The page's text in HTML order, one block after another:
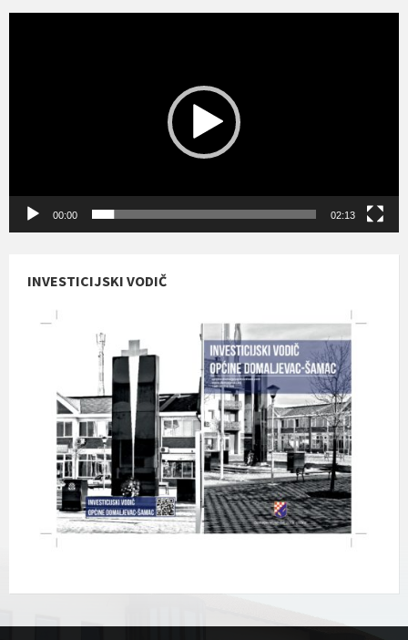
00:00 02:13
INVESTICIJSKI VODIČ